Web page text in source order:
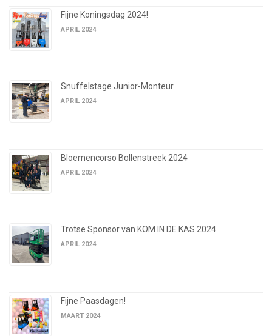
Fijne Koningsdag 2024!
APRIL 2024
Snuffelstage Junior-Monteur
APRIL 2024
Bloemencorso Bollenstreek 2024
APRIL 2024
Trotse Sponsor van KOM IN DE KAS 2024
APRIL 2024
Fijne Paasdagen!
MAART 2024